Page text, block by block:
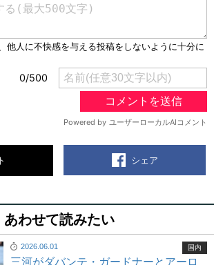
シェア
あわせて読みたい
2026.06.01
三河がダバンテ・ガードナーとアーロ
国内